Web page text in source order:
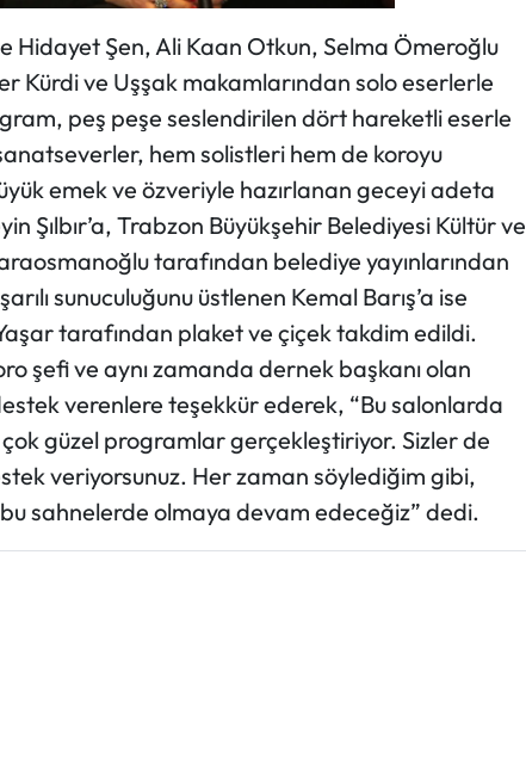
Hidayet Şen, Ali Kaan Otkun, Selma Ömeroğlu
Kürdi ve Uşşak makamlarından solo eserlerle
peş peşe seslendirilen dört hareketli eserle
hem solistleri hem de koroyu
emek ve özveriyle hazırlanan geceyi adeta
Şılbır’a, Trabzon Büyükşehir Belediyesi Kültür ve
tarafından belediye yayınlarından
sunuculuğunu üstlenen Kemal Barış’a ise
tarafından plaket ve çiçek takdim edildi.
şefi ve aynı zamanda dernek başkanı olan
destek verenlere teşekkür ederek, “Bu salonlarda
güzel programlar gerçekleştiriyor. Sizler de
veriyorsunuz. Her zaman söylediğim gibi,
sahnelerde olmaya devam edeceğiz” dedi.